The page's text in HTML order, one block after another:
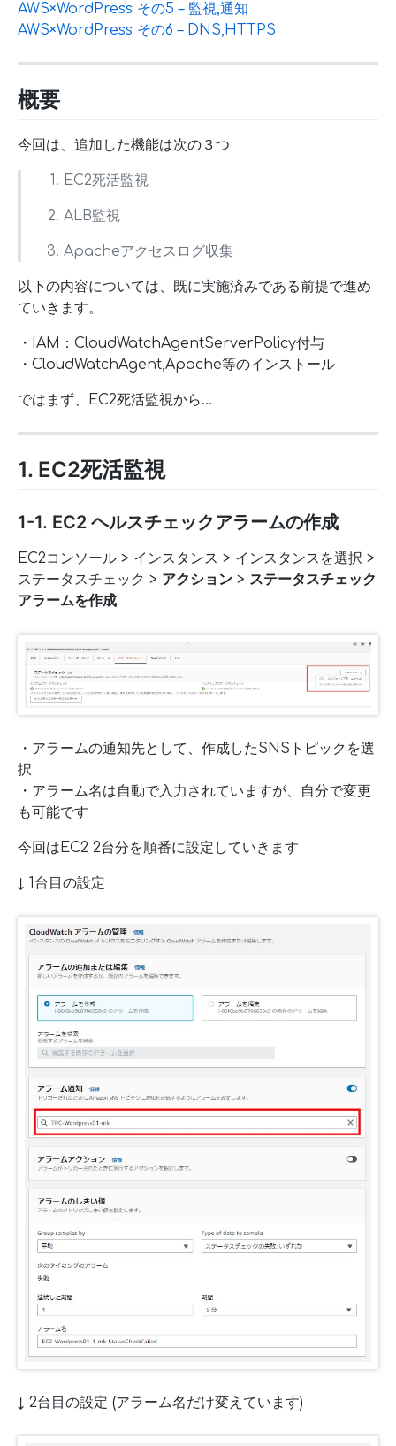
AWS×WordPress その5 – 監視,通知
AWS×WordPress その6 – DNS,HTTPS
概要
今回は、追加した機能は次の３つ
EC2死活監視
ALB監視
Apacheアクセスログ収集
以下の内容については、既に実施済みである前提で進め
ていきます。
・IAM：CloudWatchAgentServerPolicy付与
・CloudWatchAgent,Apache等のインストール
ではまず、EC2死活監視から…
1. EC2死活監視
1-1. EC2 ヘルスチェックアラームの作成
EC2コンソール > インスタンス > インスタンスを選択 >
ステータスチェック > アクション > ステータスチェック
アラームを作成
・アラームの通知先として、作成したSNSトピックを選
択
・アラーム名は自動で入力されていますが、自分で変更
も可能です
今回はEC2 2台分を順番に設定していきます
↓ 1台目の設定
↓ 2台目の設定 (アラーム名だけ変えています)